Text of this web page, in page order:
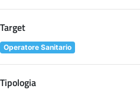
Target
Operatore Sanitario
Tipologia